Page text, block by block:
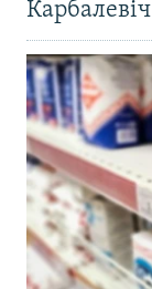
Карбалевіч